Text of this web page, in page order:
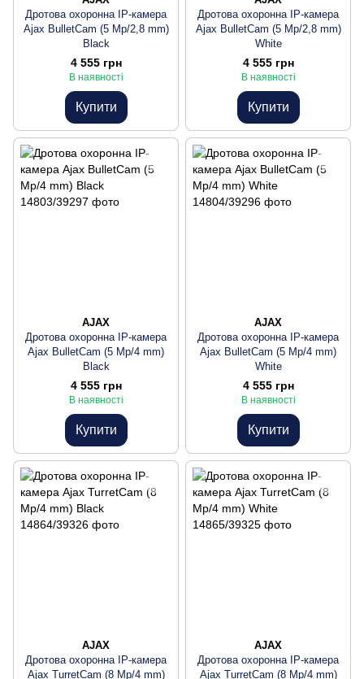
Дротова охоронна IP-камера
Ajax BulletCam (5 Mp/2,8 mm)
Black
4 555 грн
В наявності
Купити
Дротова охоронна IP-камера
Ajax BulletCam (5 Mp/2,8 mm)
White
4 555 грн
В наявності
Купити
AJAX
Дротова охоронна IP-камера
Ajax BulletCam (5 Mp/4 mm)
Black
4 555 грн
В наявності
Купити
AJAX
Дротова охоронна IP-камера
Ajax BulletCam (5 Mp/4 mm)
White
4 555 грн
В наявності
Купити
AJAX
Дротова охоронна IP-камера
Ajax TurretCam (8 Mp/4 mm)
AJAX
Дротова охоронна IP-камера
Ajax TurretCam (8 Mp/4 mm)